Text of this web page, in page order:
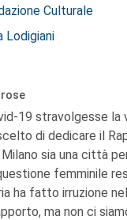
Culturale
Lodigiani
rose
19 stravolgesse la
di dedicare il
sia una città
femminile
ha fatto irruzione
ma non ci